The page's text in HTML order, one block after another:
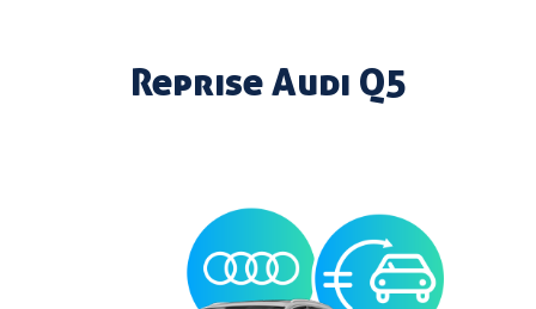
Reprise Audi Q5